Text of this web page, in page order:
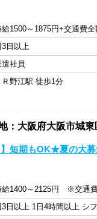
給1500～1875円+交通費
3日以上
遣社員
Ｒ野江駅 徒歩1分
：大阪府大阪市城東
】短期もOK★夏の大
給1400～2125円 ※交通
3日以上 1日4時間以上 シ